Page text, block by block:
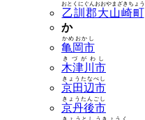
乙訓郡大山崎町
おとくにぐんおおやまざきちょう
か
亀岡市
かめおかし
木津川市
きづがわし
京田辺市
きょうたなべし
京丹後市
きょうたんごし